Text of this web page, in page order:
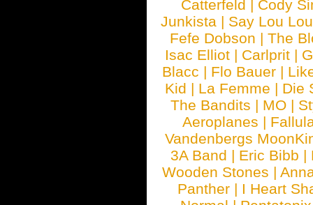
Catterfeld | Cody
Junkista | Say Lou Lou
Fefe Dobson | The
Isac Elliot | Carlprit |
Blacc | Flo Bauer |
Kid | La Femme | Die
The Bandits | MO |
Aeroplanes |
Vandenbergs
3A Band | Eric Bibb |
Wooden Stones |
Panther | I Heart